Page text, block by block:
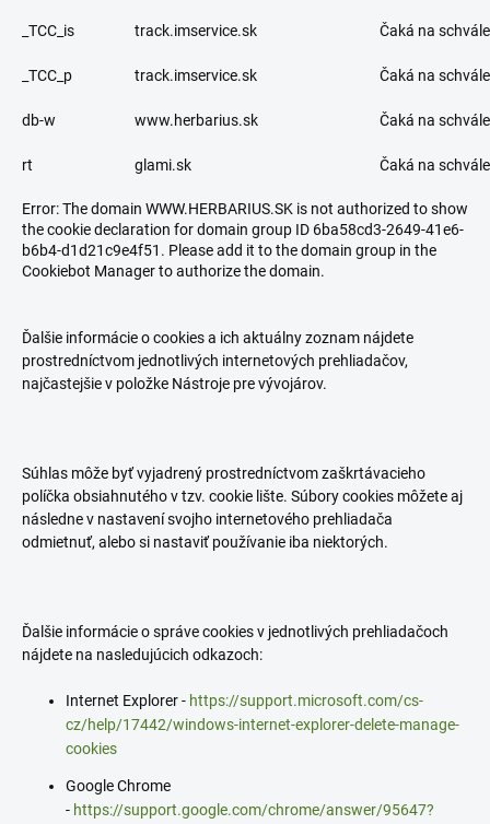
_TCC_is track.imservice.sk Čaká na
_TCC_p track.imservice.sk Čaká na
db-w www.herbarius.sk Čaká na
rt glami.sk Čaká na
Error: The domain WWW.HERBARIUS.SK is not authorized to show
the cookie declaration for domain group ID 6ba58cd3-2649-41e6-
b6b4-d1d21c9e4f51. Please add it to the domain group in the
Cookiebot Manager to authorize the domain.
Ďalšie informácie o cookies a ich aktuálny zoznam nájdete
prostredníctvom jednotlivých internetových prehliadačov,
najčastejšie v položke Nástroje pre vývojárov.
Súhlas môže byť vyjadrený prostredníctvom zaškrtávacieho
políčka obsiahnutého v tzv. cookie lište. Súbory cookies môžete aj
následne v nastavení svojho internetového prehliadača
odmietnuť, alebo si nastaviť používanie iba niektorých.
Ďalšie informácie o správe cookies v jednotlivých prehliadačoch
nájdete na nasledujúcich odkazoch:
Internet Explorer - https://support.microsoft.com/cs-
cz/help/17442/windows-internet-explorer-delete-manage-
cookies
Google Chrome
- https://support.google.com/chrome/answer/95647?